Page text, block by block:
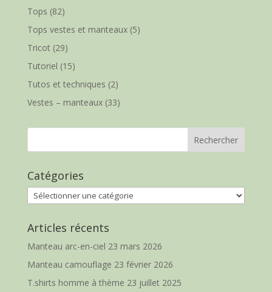
Tops (82)
Tops vestes et manteaux(5)
Tricot(29)
Tutoriel (15)
Tutos et techniques (2)
Vestes – manteaux(33)
Catégories
Catégories
Articles récents
Manteau arc-en-ciel 23 mars 2026
Manteau camouflage 23 février 2026
T.shirts homme à thème 23 juillet 2025